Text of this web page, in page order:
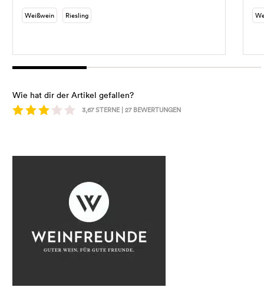
Weißwein Riesling
Wie hat dir der Artikel gefallen?
3,67STERNE | 27BEWERTUNGEN